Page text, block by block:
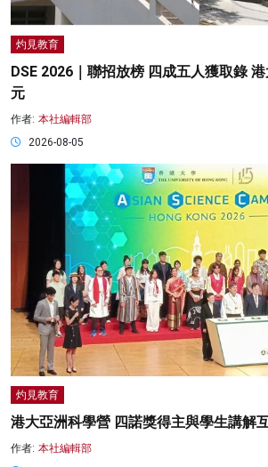
灼見教育
DSE 2026｜聯招放榜 四成五人獲取錄
元
作者: 本社編輯部
2026-08-05
灼見教育
港大亞洲科學營 四諾獎得主與學生講解
作者: 本社編輯部